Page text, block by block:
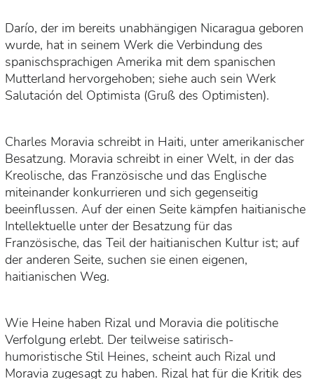
Darío, der im bereits unabhängigen Nicaragua geboren
wurde, hat in seinem Werk die Verbindung des
spanischsprachigen Amerika mit dem spanischen
Mutterland hervorgehoben; siehe auch sein Werk
Salutación del Optimista (Gruß des Optimisten).
Charles Moravia schreibt in Haiti, unter amerikanischer
Besatzung. Moravia schreibt in einer Welt, in der das
Kreolische, das Französische und das Englische
miteinander konkurrieren und sich gegenseitig
beeinflussen. Auf der einen Seite kämpfen haitianische
Intellektuelle unter der Besatzung für das
Französische, das Teil der haitianischen Kultur ist; auf
der anderen Seite, suchen sie einen eigenen,
haitianischen Weg.
Wie Heine haben Rizal und Moravia die politische
Verfolgung erlebt. Der teilweise satirisch-
humoristische Stil Heines, scheint auch Rizal und
Moravia zugesagt zu haben. Rizal hat für die Kritik des